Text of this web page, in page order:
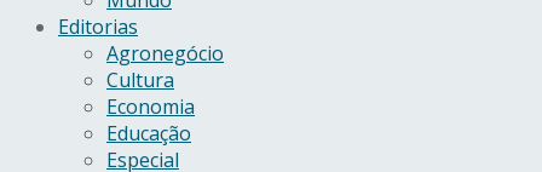
Editorias
Agronegócio
Cultura
Economia
Educação
Especial